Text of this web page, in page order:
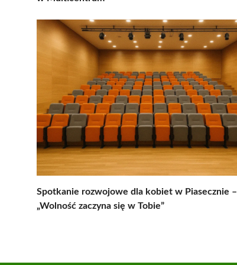
Spotkanie rozwojowe dla kobiet w Piasecznie –
„Wolność zaczyna się w Tobie”